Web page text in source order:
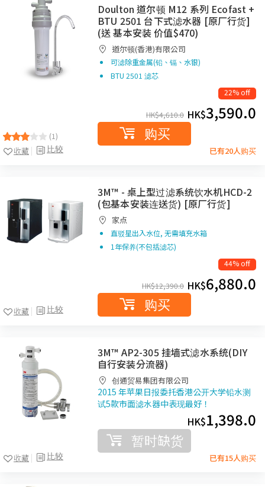
(1)
比较
收藏
Doulton 道尔顿 M12 系列 Ecofast +
BTU 2501 台下式滤水器 [原厂行货]
(送 基本安装 价值$470)
道尔顿(香港)有限公司
可滤除重金属(铅、镉、水银)
BTU 2501 滤芯
22% off
HK$4,610.0 HK$3,590.0
购买
已有20人购买
比较
收藏
3M™ - 桌上型过滤系统饮水机HCD-2
(包基本安装连送货) [原厂行货]
家点
直驳星出入水位, 无需填充水箱
1年保养(不包括滤芯)
44% off
HK$12,390.0 HK$6,880.0
购买
比较
收藏
3M™ AP2-305 挂墙式滤水系统(DIY
自行安装分流器)
创通贸易集团有限公司
2015 年苹果日报委托香港公开大学铅水测
试5款市面滤水器中表现最好！
HK$1,398.0
暂时缺货
已有15人购买